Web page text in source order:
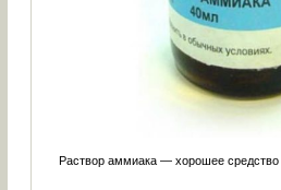
Раствор аммиака — хорошее